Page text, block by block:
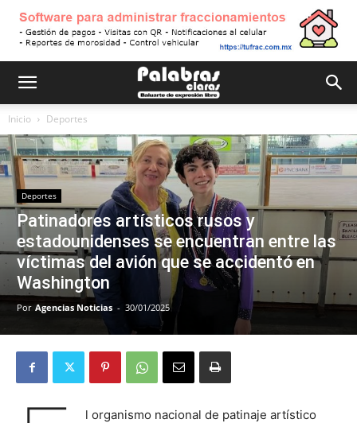
Inicio Deportes
Deportes
Patinadores artísticos rusos y
estadounidenses se encuentran entre las
víctimas del avión que se accidentó en
Washington
Por Agencias Noticias - 30/01/2025
l organismo nacional de patinaje artístico